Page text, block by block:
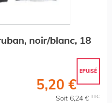
noir/blanc, 18
EPUISÉ
5,20 €
Soit 6,24 € TTC